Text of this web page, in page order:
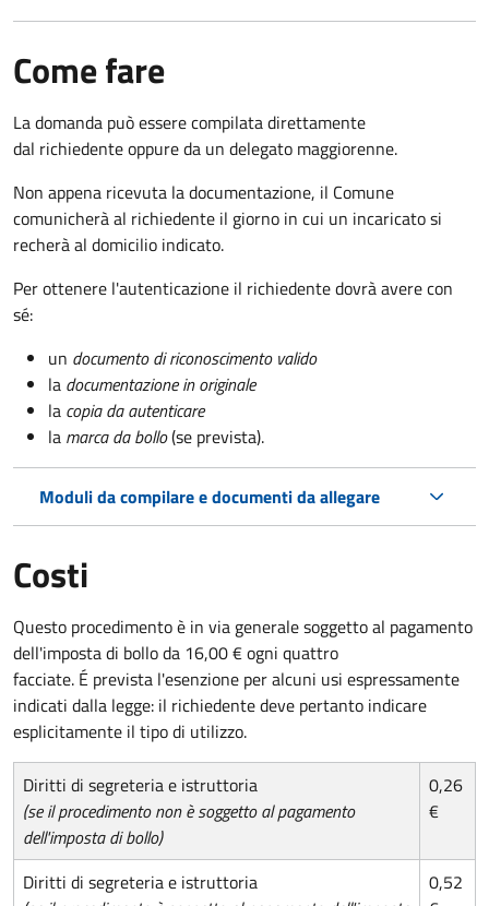
Come fare
La domanda può essere compilata direttamente
dal richiedente oppure da un delegato maggiorenne.
Non appena ricevuta la documentazione, il Comune
comunicherà al richiedente il giorno in cui un incaricato si
recherà al domicilio indicato.
Per ottenere l'autenticazione il richiedente dovrà avere con
sé:
un documento di riconoscimento valido
la documentazione in originale
la copia da autenticare
la marca da bollo(se prevista).
Moduli da compilare e documenti da allegare
Costi
Questo procedimento è in via generale soggetto al pagamento
dell'imposta di bollo da 16,00 € ogni quattro
facciate. É prevista l'esenzione per alcuni usi espressamente
indicati dalla legge: il richiedente deve pertanto indicare
esplicitamente il tipo di utilizzo.
Diritti di segreteria e istruttoria
(se il procedimento non è soggetto al pagamento
dell'imposta di bollo)
0,26
€
Diritti di segreteria e istruttoria
0,52